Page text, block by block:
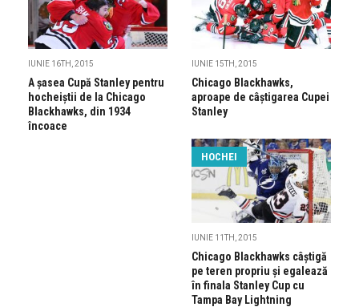
IUNIE 16TH, 2015
A șasea Cupă Stanley pentru
hocheiștii de la Chicago
Blackhawks, din 1934
încoace
IUNIE 15TH, 2015
Chicago Blackhawks,
aproape de câștigarea Cupei
Stanley
HOCHEI
IUNIE 11TH, 2015
Chicago Blackhawks câștigă
pe teren propriu și egalează
în finala Stanley Cup cu
Tampa Bay Lightning